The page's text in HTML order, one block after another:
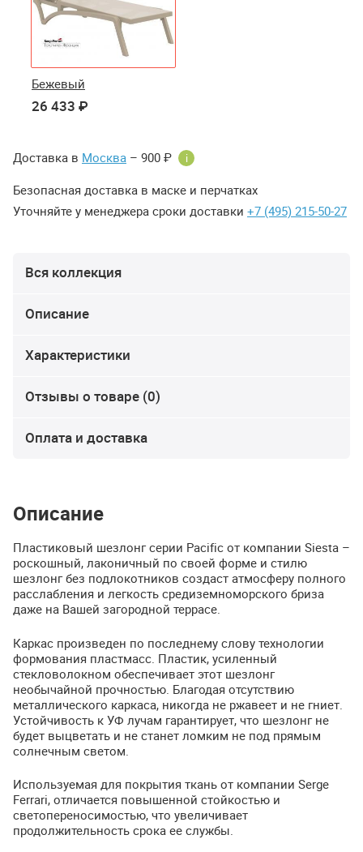
Бежевый
26 433 ₽
Доставка в Москва – 900 ₽ i
Безопасная доставка в маске и перчатках
Уточняйте у менеджера сроки доставки +7 (495) 215-50-27
Вся коллекция
Описание
Характеристики
Отзывы о товаре (0)
Оплата и доставка
Описание
Пластиковый шезлонг серии Pacific от компании Siesta –
роскошный, лаконичный по своей форме и стилю
шезлонг без подлокотников создаст атмосферу полного
расслабления и легкость средиземноморского бриза
даже на Вашей загородной террасе.
Каркас произведен по последнему слову технологии
формования пластмасс. Пластик, усиленный
стекловолокном обеспечивает этот шезлонг
необычайной прочностью. Благодая отсутствию
металлического каркаса, никогда не ржавеет и не гниет.
Устойчивость к УФ лучам гарантирует, что шезлонг не
будет выцветать и не станет ломким не под прямым
солнечным светом.
Используемая для покрытия ткань от компании Sergе
Ferrari, отличается повышенной стойкостью и
светопереносимостью, что увеличивает
продолжительность срока ее службы.